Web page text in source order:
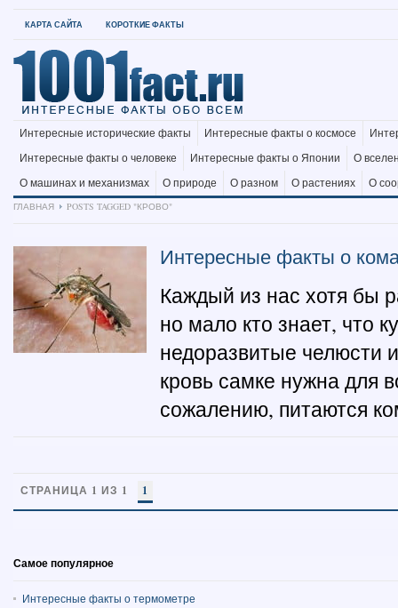
КАРТА САЙТА КОРОТКИЕ ФАКТЫ
Интересные исторические факты Интересные факты о космосе
Интересные факты о человеке
Интересные факты о Японии
О
О машинах и механизмах
О природе О разном О растениях
О
ГЛАВНАЯ
POSTS TAGGED "КРОВО"
Интересные факты о
Каждый из нас хотя бы
но мало кто знает, что
недоразвитые челюсти
кровь самке нужна для
сожалению, питаются
СТРАНИЦА 1 ИЗ 1 1
Самое популярное
Интересные факты о термометре